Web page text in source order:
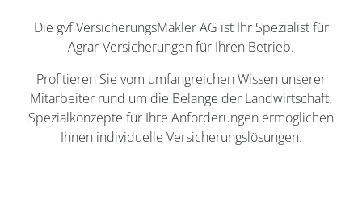
Die gvf VersicherungsMakler AG ist Ihr Spezialist für
Agrar-Versicherungen für Ihren Betrieb.
Profitieren Sie vom umfangreichen Wissen unserer
Mitarbeiter rund um die Belange der Landwirtschaft.
Spezialkonzepte für Ihre Anforderungen ermöglichen
Ihnen individuelle Versicherungslösungen.